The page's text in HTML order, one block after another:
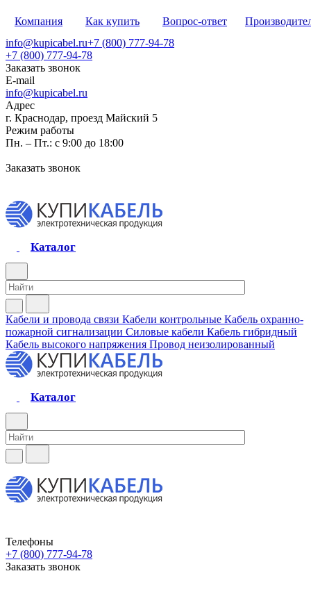
Компания Как купить Вопрос-ответ
info@kupicabel.ru+7 (800) 777-94-78
+7 (800) 777-94-78
Заказать звонок
E-mail
info@kupicabel.ru
Адрес
г. Краснодар, проезд Майский 5
Режим работы
Пн. – Пт.: с 9:00 до 18:00
Заказать звонок
Каталог
Кабели и провода связи Кабели контрольные Кабель охранно-
пожарной сигнализации Силовые кабели Кабель гибридный
Кабель высокого напряжения Провод неизолированный
Каталог
Телефоны
+7 (800) 777-94-78
Заказать звонок